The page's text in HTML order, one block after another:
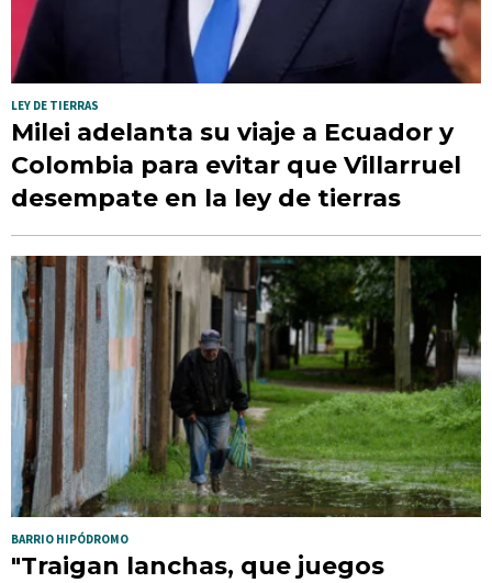
LEY DE TIERRAS
Milei adelanta su viaje a Ecuador y
Colombia para evitar que Villarruel
desempate en la ley de tierras
BARRIO HIPÓDROMO
"Traigan lanchas, que juegos